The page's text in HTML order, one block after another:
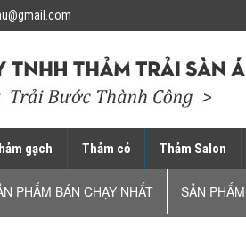
gạch Thảm cỏ Thảm Salon
PHẨM BÁN CHẠY NHẤT SẢN